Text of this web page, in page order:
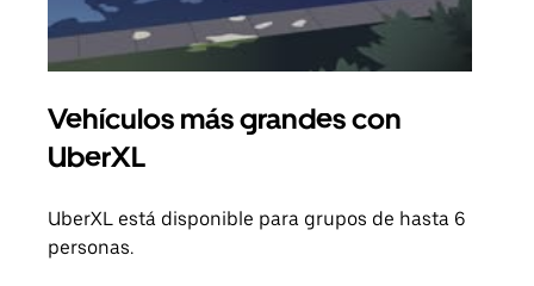
Vehículos más grandes con
UberXL
UberXL está disponible para grupos de hasta 6
personas.